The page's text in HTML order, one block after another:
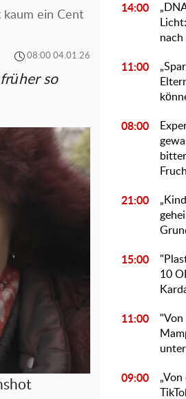
kaum ein Cent
08:00 04.01.26
so
14:00
nach
11:00
08:00
21:00
15:00
10
11:00
09:00